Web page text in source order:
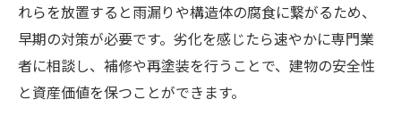
れらを放置すると雨漏りや構造体の腐食に繋がるため、
早期の対策が必要です。劣化を感じたら速やかに専門業
者に相談し、補修や再塗装を行うことで、建物の安全性
と資産価値を保つことができます。